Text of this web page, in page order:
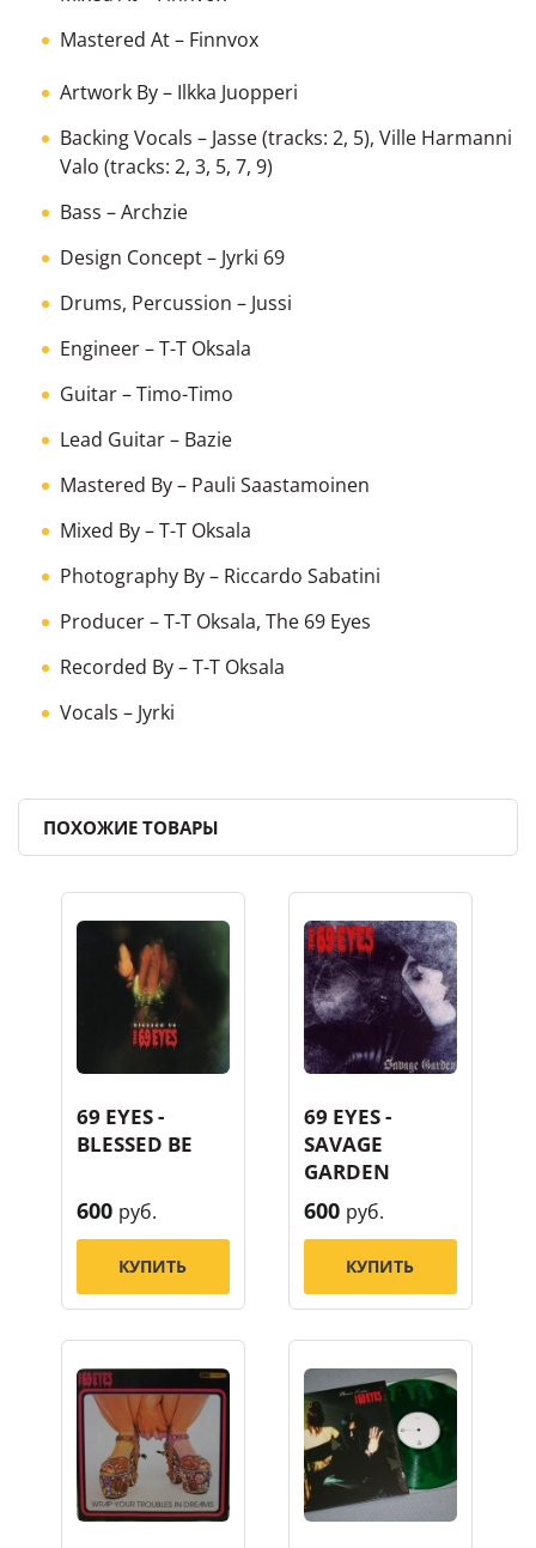
Mastered At– Finnvox
Artwork By– Ilkka Juopperi
Backing Vocals – Jasse(tracks: 2, 5), Ville Harmanni
Valo (tracks: 2, 3, 5, 7, 9)
Bass –Archzie
Design Concept– Jyrki 69
Drums, Percussion – Jussi
Engineer–T-T Oksala
Guitar–Timo-Timo
Lead Guitar– Bazie
Mastered By– Pauli Saastamoinen
Mixed By–T-T Oksala
Photography By– Riccardo Sabatini
Producer–T-T Oksala, The 69 Eyes
Recorded By–T-T Oksala
Vocals – Jyrki
ПОХОЖИЕ ТОВАРЫ
69 EYES -
BLESSED BE
600 руб.
КУПИТЬ
69 EYES -
SAVAGE
GARDEN
600 руб.
КУПИТЬ